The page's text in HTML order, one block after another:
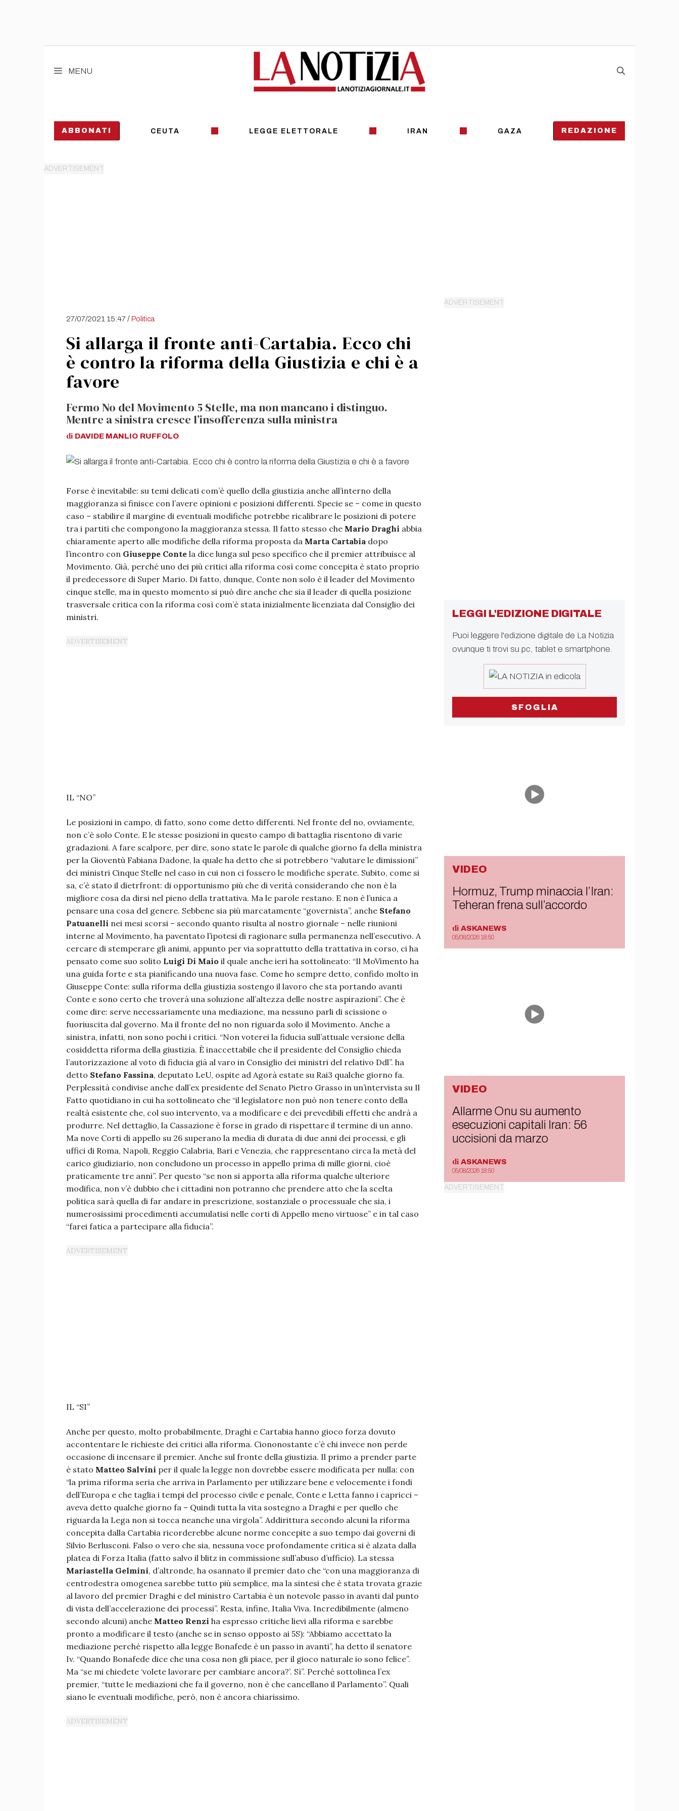
MENU
ABBONATI CEUTA LEGGE ELETTORALE IRAN GAZA REDAZIONE
27/07/2021 15:47/Politica
Si allarga il fronte anti-Cartabia. Ecco chi
è contro la riforma della Giustizia e chi è a
favore
Fermo No del Movimento 5 Stelle, ma non mancano i distinguo.
Mentre a sinistra cresce l’insofferenza sulla ministra
di DAVIDE MANLIO RUFFOLO
Forse è inevitabile: su temi delicati com’è quello della giustizia anche all’interno della
maggioranza si finisce con l’avere opinioni e posizioni differenti. Specie se – come in questo
caso – stabilire il margine di eventuali modifiche potrebbe ricalibrare le posizioni di potere
tra i partiti che compongono la maggioranza stessa. Il fatto stesso che Mario Draghi abbia
chiaramente aperto alle modifiche della riforma proposta da Marta Cartabia dopo
l’incontro con Giuseppe Conte la dice lunga sul peso specifico che il premier attribuisce al
Movimento. Già, perché uno dei più critici alla riforma così come concepita è stato proprio
il predecessore di Super Mario. Di fatto, dunque, Conte non solo è il leader del Movimento
cinque stelle, ma in questo momento si può dire anche che sia il leader di quella posizione
trasversale critica con la riforma così com’è stata inizialmente licenziata dal Consiglio dei
ministri.
IL “NO”
Le posizioni in campo, di fatto, sono come detto differenti. Nel fronte del no, ovviamente,
non c’è solo Conte. E le stesse posizioni in questo campo di battaglia risentono di varie
gradazioni. A fare scalpore, per dire, sono state le parole di qualche giorno fa della ministra
per la Gioventù Fabiana Dadone, la quale ha detto che si potrebbero “valutare le dimissioni”
dei ministri Cinque Stelle nel caso in cui non ci fossero le modifiche sperate. Subito, come si
sa, c’è stato il dietrfront: di opportunismo più che di verità considerando che non è la
migliore cosa da dirsi nel pieno della trattativa. Ma le parole restano. E non è l’unica a
pensare una cosa del genere. Sebbene sia più marcatamente “governista”, anche Stefano
Patuanelli nei mesi scorsi – secondo quanto risulta al nostro giornale – nelle riunioni
interne al Movimento, ha paventato l’ipotesi di ragionare sulla permanenza nell’esecutivo. A
cercare di stemperare gli animi, appunto per via soprattutto della trattativa in corso, ci ha
pensato come suo solito Luigi Di Maio il quale anche ieri ha sottolineato: “Il MoVimento ha
una guida forte e sta pianificando una nuova fase. Come ho sempre detto, confido molto in
Giuseppe Conte: sulla riforma della giustizia sostengo il lavoro che sta portando avanti
Conte e sono certo che troverà una soluzione all’altezza delle nostre aspirazioni”. Che è
come dire: serve necessariamente una mediazione, ma nessuno parli di scissione o
fuoriuscita dal governo. Ma il fronte del no non riguarda solo il Movimento. Anche a
sinistra, infatti, non sono pochi i critici. “Non voterei la fiducia sull’attuale versione della
cosiddetta riforma della giustizia. È inaccettabile che il presidente del Consiglio chieda
l’autorizzazione al voto di fiducia già al varo in Consiglio dei ministri del relativo Ddl”. ha
detto Stefano Fassina, deputato LeU, ospite ad Agorà estate su Rai3 qualche giorno fa.
Perplessità condivise anche dall’ex presidente del Senato Pietro Grasso in un’intervista su Il
Fatto quotidiano in cui ha sottolineato che “il legislatore non può non tenere conto della
realtà esistente che, col suo intervento, va a modificare e dei prevedibili effetti che andrà a
produrre. Nel dettaglio, la Cassazione è forse in grado di rispettare il termine di un anno.
Ma nove Corti di appello su 26 superano la media di durata di due anni dei processi, e gli
uffici di Roma, Napoli, Reggio Calabria, Bari e Venezia, che rappresentano circa la metà del
carico giudiziario, non concludono un processo in appello prima di mille giorni, cioè
praticamente tre anni”. Per questo “se non si apporta alla riforma qualche ulteriore
modifica, non v’è dubbio che i cittadini non potranno che prendere atto che la scelta
politica sarà quella di far andare in prescrizione, sostanziale o processuale che sia, i
numerosissimi procedimenti accumulatisi nelle corti di Appello meno virtuose” e in tal caso
“farei fatica a partecipare alla fiducia”.
IL “SI”
Anche per questo, molto probabilmente, Draghi e Cartabia hanno gioco forza dovuto
accontentare le richieste dei critici alla riforma. Ciononostante c’è chi invece non perde
occasione di incensare il premier. Anche sul fronte della giustizia. Il primo a prender parte
è stato Matteo Salvini per il quale la legge non dovrebbe essere modificata per nulla: con
“la prima riforma seria che arriva in Parlamento per utilizzare bene e velocemente i fondi
dell’Europa e che taglia i tempi del processo civile e penale, Conte e Letta fanno i capricci –
aveva detto qualche giorno fa – Quindi tutta la vita sostegno a Draghi e per quello che
riguarda la Lega non si tocca neanche una virgola”. Addirittura secondo alcuni la riforma
concepita dalla Cartabia ricorderebbe alcune norme concepite a suo tempo dai governi di
Silvio Berlusconi. Falso o vero che sia, nessuna voce profondamente critica si è alzata dalla
platea di Forza Italia (fatto salvo il blitz in commissione sull’abuso d’ufficio). La stessa
Mariastella Gelmini, d’altronde, ha osannato il premier dato che “con una maggioranza di
centrodestra omogenea sarebbe tutto più semplice, ma la sintesi che è stata trovata grazie
al lavoro del premier Draghi e del ministro Cartabia è un notevole passo in avanti dal punto
di vista dell’accelerazione dei processi”. Resta, infine, Italia Viva. Incredibilmente (almeno
secondo alcuni) anche Matteo Renzi ha espresso critiche lievi alla riforma e sarebbe
pronto a modificare il testo (anche se in senso opposto ai 5S): “Abbiamo accettato la
mediazione perché rispetto alla legge Bonafede è un passo in avanti”, ha detto il senatore
Iv. “Quando Bonafede dice che una cosa non gli piace, per il gioco naturale io sono felice”.
Ma “se mi chiedete ‘volete lavorare per cambiare ancora?’. Sì”. Perché sottolinea l’ex
premier, “tutte le mediazioni che fa il governo, non è che cancellano il Parlamento”. Quali
siano le eventuali modifiche, però, non è ancora chiarissimo.
LEGGI L'EDIZIONE DIGITALE
Puoi leggere l'edizione digitale de La Notizia
ovunque ti trovi su pc, tablet e smartphone.
SFOGLIA
VIDEO
Hormuz, Trump minaccia l’Iran:
Teheran frena sull’accordo
di ASKANEWS
05/08/2026 18:50
VIDEO
Allarme Onu su aumento
esecuzioni capitali Iran: 56
uccisioni da marzo
di ASKANEWS
05/08/2026 18:50